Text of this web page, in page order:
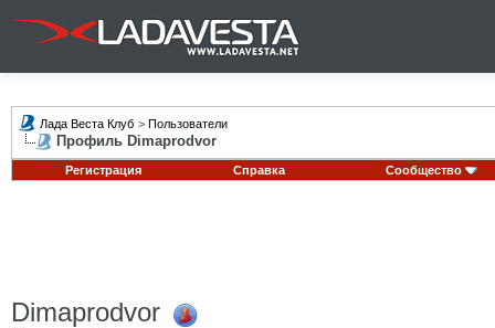
Лада Веста Клуб > Пользователи
Профиль Dimaprodvor
Регистрация Справка Сообщество
Dimaprodvor